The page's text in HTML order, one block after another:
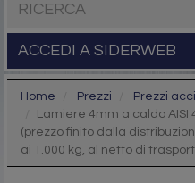
ACCEDI A SIDERWEB
Home Prezzi
Prezzi
Lamiere 4mm a caldo AISI
(prezzo finito dalla
ai 1.000 kg, al netto di